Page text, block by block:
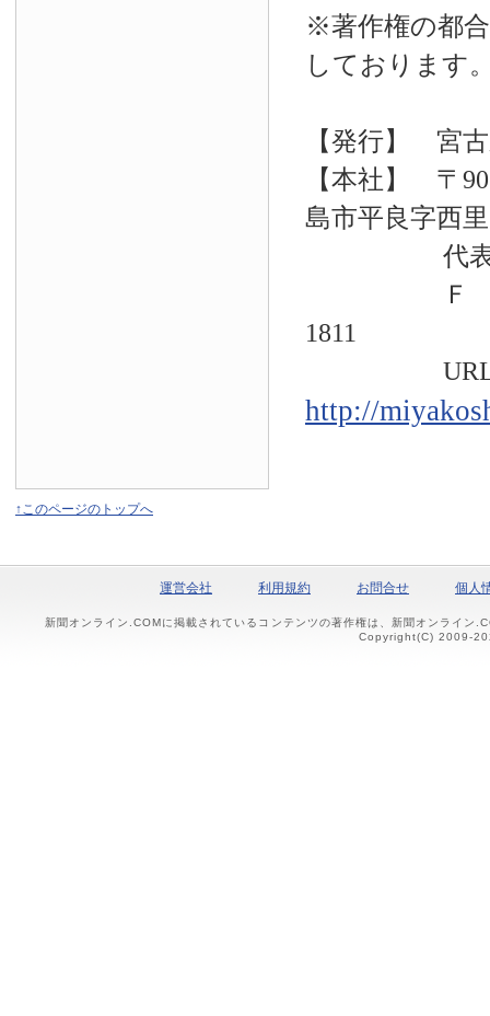
※著作権の都
しております
【発行】 宮
【本社】 〒
島市平良字西
代表電話
Ｆ Ａ
1811
URL
http://
↑このページのトップへ
運営会社 利用規約 お問合せ 個人
新聞オンライン.COMに掲載されているコンテンツの著作権は、新聞オンライン
Copyright(C) 2009-